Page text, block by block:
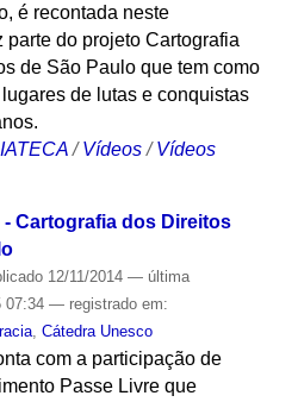
é recontada neste
parte do projeto Cartografia
de São Paulo que tem como
de lutas e conquistas
/Vídeos /Vídeos
Cartografia dos Direitos
12/11/2014 — última
07:34 — registrado em:
, Cátedra Unesco
com a participação de
Passe Livre que